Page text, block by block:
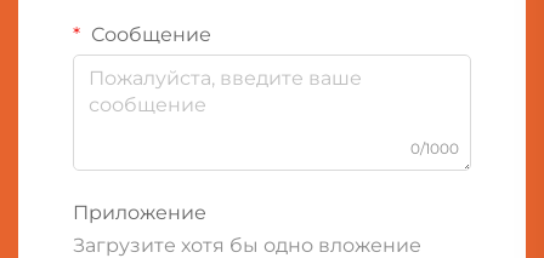
Сообщение
0/1000
Приложение
Загрузите хотя бы одно вложение